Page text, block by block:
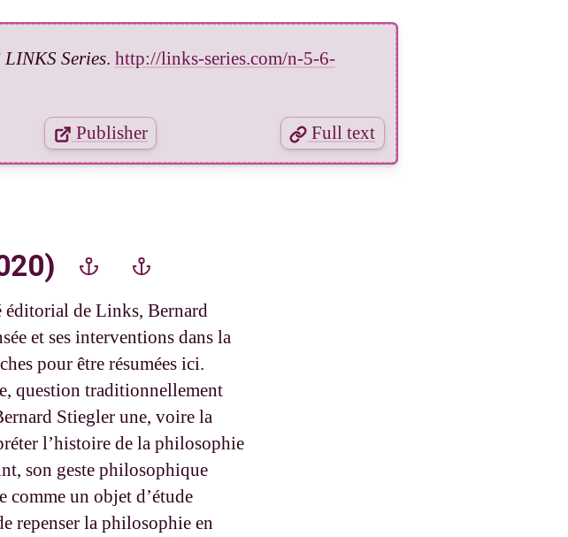
LINKS Series. http://links-series.com/n-5-6-
Publisher Full text
éditorial de Links, Bernard
et ses interventions dans la
pour être résumées ici.
question traditionnellement
Stiegler une, voire la
l’histoire de la philosophie
son geste philosophique
comme un objet d’étude
repenser la philosophie en